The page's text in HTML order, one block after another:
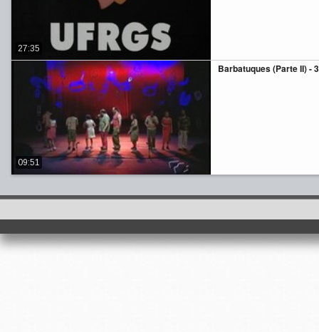
27:35
Barbatuques (Parte II) - 3
09:51